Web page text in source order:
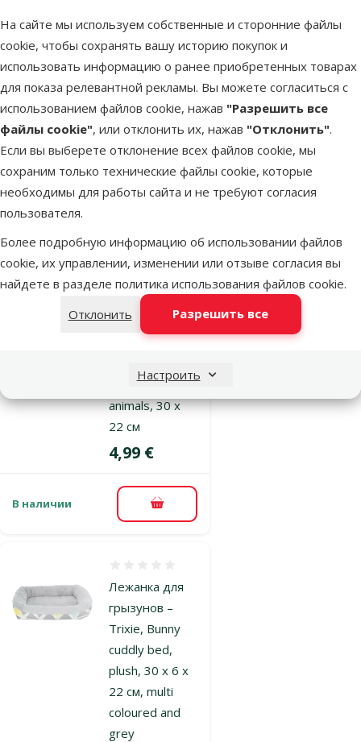
На сайте мы используем собственные и сторонние файлы
cookie, чтобы сохранять вашу историю покупок и
использовать информацию о ранее приобретенных товарах
для показа релевантной рекламы. Вы можете согласиться с
использованием файлов cookie, нажав "Разрешить все
файлы cookie", или отклонить их, нажав "Отклонить".
Если вы выберете отклонение всех файлов cookie, мы
сохраним только технические файлы cookie, которые
необходимы для работы сайта и не требуют согласия
пользователя.
Более подробную информацию об использовании файлов
cookie, их управлении, изменении или отзыве согласия вы
найдете в разделе политика использования файлов cookie.
Отклонить
Разрешить все
Настроить
Домик для
кошек – Magic
Cat Renata
Carpet Grey
Оценка 0%
Цена
59,98 € -29 %
марка
В наличии
доставка
В корзину
Лежанка для
грызунов –
bed for small
animals, 30 x
22 см
Оценка 0%
Цена
4,99 €
В наличии В корзину
Лежанка для
грызунов –
Trixie, Bunny
cuddly bed,
plush, 30 x 6 x
22 см, multi
coloured and
grey